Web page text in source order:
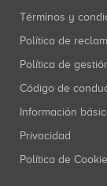
Términos y
Política de
Política de
Código de
Información
Privacidad
Política de